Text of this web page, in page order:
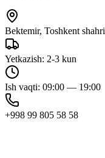
Bektemir, Toshkent shahri
Yetkazish: 2-3 kun
Ish vaqti: 09:00 — 19:00
+998 99 805 58 58